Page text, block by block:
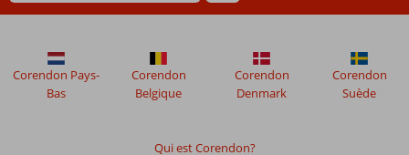
plus
48
mois
ne
Qui est Corendon?
Corendon Pays-
Bas
Corendon
Belgique
Corendon
Denmark
Corendon
Suède